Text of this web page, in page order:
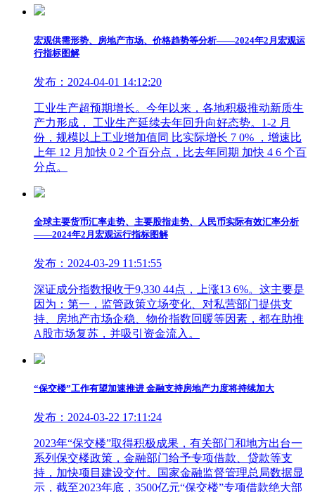
宏观供需形势、房地产市场、价格趋势等分析——2024年2月宏观运
行指标图解
发布：2024-04-01 14:12:20
工业生产超预期增长。今年以来，各地积极推动新质生
产力形成， 工业生产延续去年回升向好态势。1-2 月
份，规模以上工业增加值同 比实际增长 7 0% ，增速比
上年 12 月加快 0 2 个百分点，比去年同期 加快 4 6 个百
分点。
全球主要货币汇率走势、主要股指走势、人民币实际有效汇率分析
——2024年2月宏观运行指标图解
发布：2024-03-29 11:51:55
深证成分指数报收于9,330 44点，上涨13 6%。这主要是
因为：第一，监管政策立场变化、对私营部门提供支
持、房地产市场企稳、物价指数回暖等因素，都在助推
A股市场复苏，并吸引资金流入。
“保交楼”工作有望加速推进 金融支持房地产力度将持续加大
发布：2024-03-22 17:11:24
2023年“保交楼”取得积极成果，有关部门和地方出台一
系列保交楼政策，金融部门给予专项借款、贷款等支
持，加快项目建设交付。国家金融监督管理总局数据显
示，截至2023年底，3500亿元“保交楼”专项借款绝大部